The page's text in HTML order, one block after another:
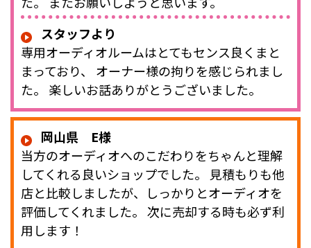
スタッフより
専用オーディオルームはとてもセンス良くまと
まっており、 オーナー様の拘りを感じられまし
た。 楽しいお話ありがとうございました。
岡山県 E様
当方のオーディオへのこだわりをちゃんと理解
してくれる良いショップでした。 見積もりも他
店と比較しましたが、しっかりとオーディオを
評価してくれました。 次に売却する時も必ず利
用します！